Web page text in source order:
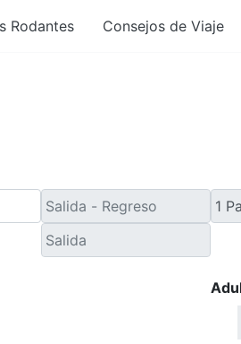
Rodantes Consejos de Viaje